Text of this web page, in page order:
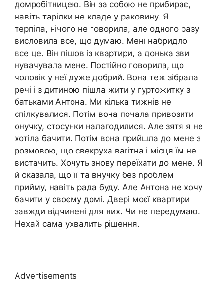
домробітницею. Він за собою не прибирає,
навіть тарілки не кладе у раковину. Я
терпіла, нічого не говорила, але одного разу
висловила все, що думаю. Мені набридло
все це. Він пішов із квартири, а донька зви
нувачувала мене. Постійно говорила, що
чоловік у неї дуже добрий. Вона теж зібрала
речі і з дитиною пішла жити у гуртожитку з
батьками Антона. Ми кілька тижнів не
спілкувалися. Потім вона почала привозити
онучку, стосунки налагодилися. Але зятя я не
хотіла бачити. Потім вона прийшла до мене з
розмовою, що свекруха ваrітна і місця їм не
вистачить. Хочуть знову переїхати до мене. Я
й сказала, що її та внучку без nроблем
прийму, навіть рада буду. Але Антона не хочу
бачити у своєму домі. Двері моєї квартири
завжди відчинені для них. Чи не передумаю.
Нехай сама ухвалить рішення.
Advertisements